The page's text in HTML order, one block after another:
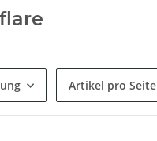
Artikel pro Seite